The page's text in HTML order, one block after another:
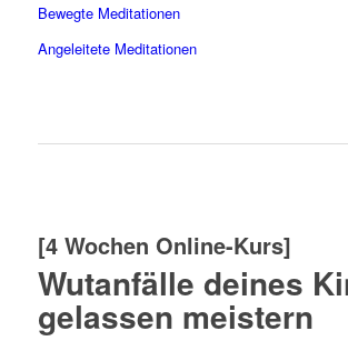
Bewegte Meditationen
Angeleitete Meditationen
[4 Wochen Online-Kurs]
Wutanfälle deines
gelassen meistern